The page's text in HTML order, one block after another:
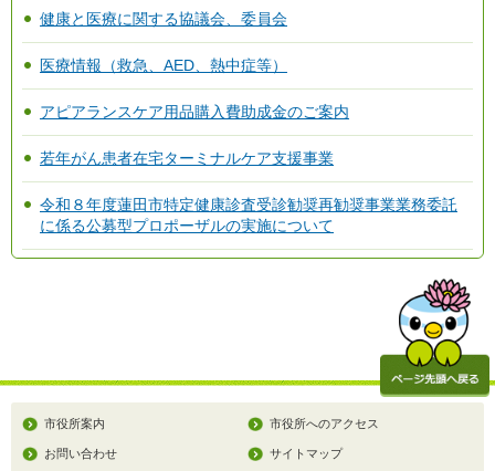
健康と医療に関する協議会、委員会
医療情報（救急、AED、熱中症等）
アピアランスケア用品購入費助成金のご案内
若年がん患者在宅ターミナルケア支援事業
令和８年度蓮田市特定健康診査受診勧奨再勧奨事業業務委託
に係る公募型プロポーザルの実施について
市役所案内 市役所へのアクセス
お問い合わせ サイトマップ